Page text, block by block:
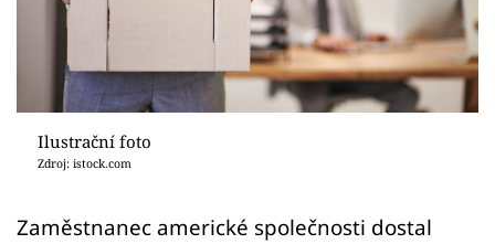
Videa
Sledujte prima+
Přihlášení
Sledujte nás
Ilustrační foto
Zdroj: istock.com
Zaměstnanec americké společnosti dostal